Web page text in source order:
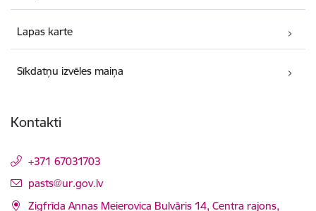
Lapas karte
Sīkdatņu izvēles maiņa
Kontakti
+371 67031703
E-pasts:
pasts@ur.gov.lv
Zigfrīda Annas Meierovica Bulvāris 14, Centra rajons,